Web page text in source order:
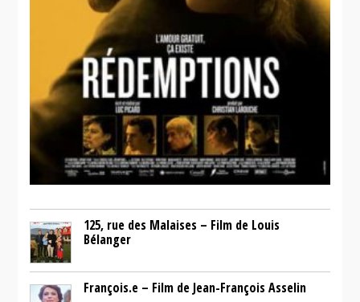
125, rue des Malaises – Film de Louis
Bélanger
François.e – Film de Jean-François Asselin